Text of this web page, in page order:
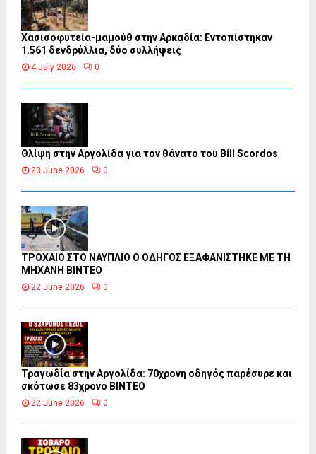
Χασισοφυτεία-μαμούθ στην Αρκαδία: Εντοπίστηκαν
1.561 δενδρύλλια, δύο συλλήψεις
4 July 2026 0
Θλίψη στην Αργολίδα για τον θάνατο του Bill Scordos
23 June 2026 0
ΤΡΟΧΑΙΟ ΣΤΟ ΝΑΥΠΛΙΟ Ο ΟΔΗΓΟΣ ΕΞΑΦΑΝΙΣΤΗΚΕ ΜΕ ΤΗ
ΜΗΧΑΝΗ ΒΙΝΤΕΟ
22 June 2026 0
Τραγωδία στην Αργολίδα: 70χρονη οδηγός παρέσυρε και
σκότωσε 83χρονο ΒΙΝΤΕΟ
22 June 2026 0